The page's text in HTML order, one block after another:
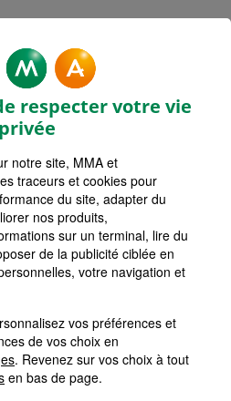
Rhône-Alpes
respecter votre vie
privée
notre site, MMA et
traceurs et cookies pour
du site, adapter du
nos produits,
sur un terminal, lire du
de la publicité ciblée en
votre navigation et
vos préférences et
de vos choix en
. Revenez sur vos choix à tout
en bas de page.